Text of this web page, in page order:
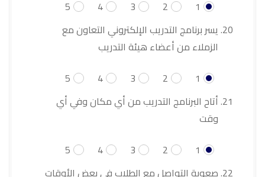
1
2
3
4
5
يسر برنامج التدريب الإلكتروني التعاون مع
الزملاء من أعضاء هيئة التدريب
1
2
3
4
5
أتاح البرنامج التدريب من أي مكان وفي أي
وقت
1
2
3
4
5
صعوبة التواصل مع الطلاب في بعض الأوقات